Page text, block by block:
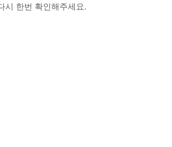
시 한번 확인해주세요.